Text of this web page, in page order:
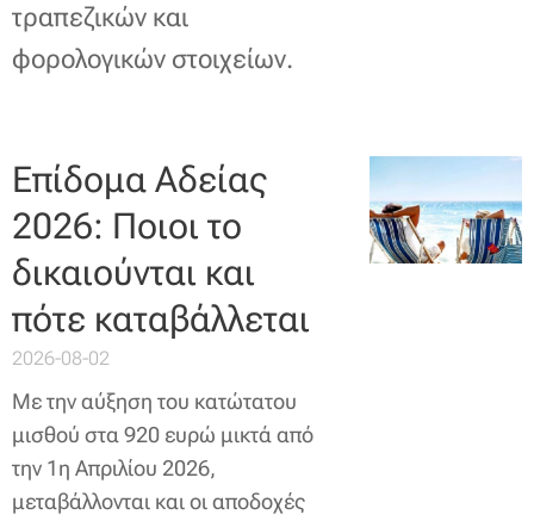
τραπεζικών και
φορολογικών στοιχείων.
Επίδομα Αδείας
2026: Ποιοι το
δικαιούνται και
πότε καταβάλλεται
2026-08-02
Με την αύξηση του κατώτατου
μισθού στα 920 ευρώ μικτά από
την 1η Απριλίου 2026,
μεταβάλλονται και οι αποδοχές